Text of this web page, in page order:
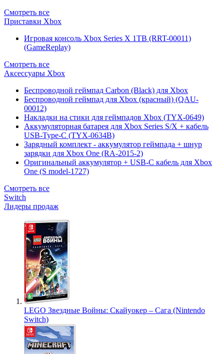
Смотреть все
Приставки Xbox
Игровая консоль Xbox Series X 1TB (RRT-00011)
(GameReplay)
Смотреть все
Аксессуары Xbox
Беспроводной геймпад Carbon (Black) для Xbox
Беспроводной геймпад для Xbox (красный) (QAU-
00012)
Накладки на стики для геймпадов Xbox (TYX-0649)
Аккумуляторная батарея для Xbox Series S/X + кабель
USB-Type-C (TYX-0634B)
Зарядный комплект - аккумулятор геймпада + шнур
зарядки для Xbox One (RA-2015-2)
Оригинальный аккумулятор + USB-C кабель для Xbox
One (S model-1727)
Смотреть все
Switch
Лидеры продаж
LEGO Звездные Войны: Скайуокер – Сага (Nintendo
Switch)